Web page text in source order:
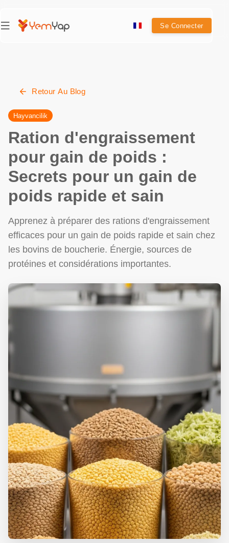
Se Connecter
Retour Au Blog
Hayvancilik
Ration d'engraissement
pour gain de poids :
Secrets pour un gain de
poids rapide et sain
Apprenez à préparer des rations d'engraissement
efficaces pour un gain de poids rapide et sain chez
les bovins de boucherie. Énergie, sources de
protéines et considérations importantes.